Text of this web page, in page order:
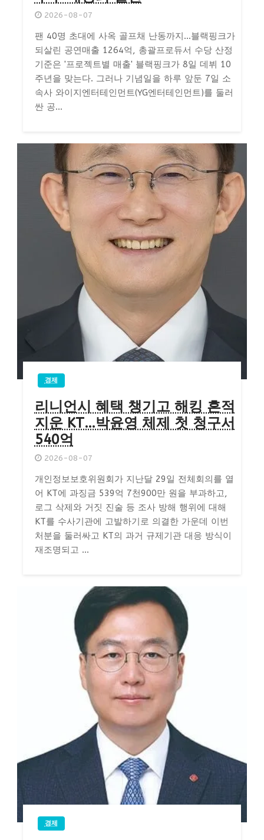
2026-08-07
팬 40명 초대에 사옥 골프채 난동까지…블랙핑크가
되살린 공연매출 1264억, 총괄프로듀서 수당 산정
기준은 '프로젝트별 매출' 블랙핑크가 8일 데뷔 10
주년을 맞는다. 그러나 기념일을 하루 앞둔 7일 소
속사 와이지엔터테인먼트(YG엔터테인먼트)를 둘러
싼 공...
경제
리니언시 혜택 챙기고 해킹 흔적
지운 KT…박윤영 체제 첫 청구서
540억
2026-08-07
개인정보보호위원회가 지난달 29일 전체회의를 열
어 KT에 과징금 539억 7천900만 원을 부과하고,
로그 삭제와 거짓 진술 등 조사 방해 행위에 대해
KT를 수사기관에 고발하기로 의결한 가운데 이번
처분을 둘러싸고 KT의 과거 규제기관 대응 방식이
재조명되고 ...
경제